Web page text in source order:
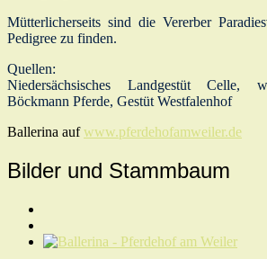
Mütterlicherseits sind die Vererber
Pedigree zu finden.
Quellen:
Niedersächsisches Landgestüt Celle,
Böckmann Pferde, Gestüt Westfalenhof
Ballerina aufwww.pferdehofamweiler.de
Bilder und Stammbaum